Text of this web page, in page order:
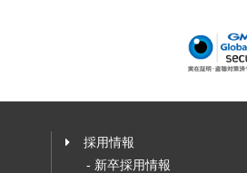
採用情報
- 新卒採用情報